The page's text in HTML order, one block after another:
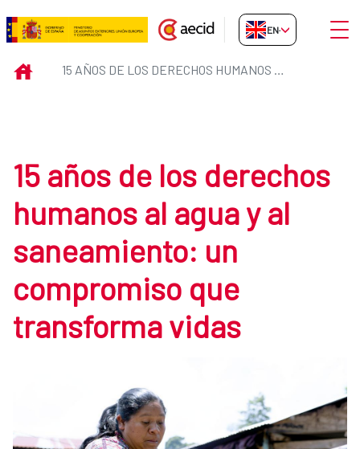
Skip to Main Content
15 años de los derechos
EN-GB
INICIO 15 AÑOS DE LOS DERECHOS HUMANOS AL AGUA Y AL SANEAMIENTO: UN COMPROMISO QUE TRANSFORMA VIDAS
15 años de los derechos
humanos al agua y al
saneamiento: un
compromiso que
transforma vidas